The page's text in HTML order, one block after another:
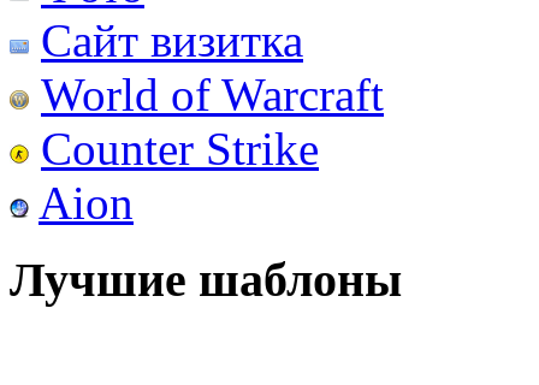
Сайт визитка
World of Warcraft
Counter Strike
Aion
Лучшие шаблоны